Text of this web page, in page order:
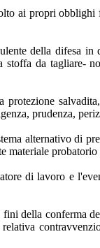
ai propri
della difesa
da tagliare-
prudenza,
alternativo di
materiale
di lavoro e
della conferma